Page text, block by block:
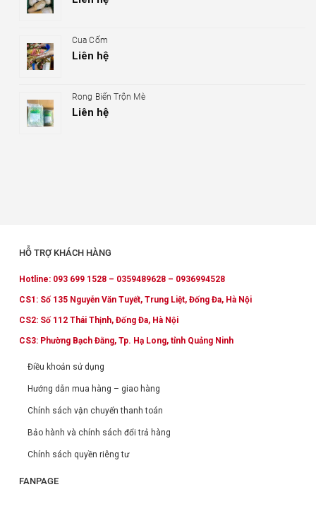
Cua Cốm
Liên hệ
Rong Biển Trộn Mè
Liên hệ
HỖ TRỢ KHÁCH HÀNG
Hotline: 093 699 1528 – 0359489628 – 0936994528
CS1: Số 135 Nguyễn Văn Tuyết, Trung Liệt, Đống Đa, Hà Nội
CS2: Số 112 Thái Thịnh, Đống Đa, Hà Nội
CS3: Phường Bạch Đằng, Tp. Hạ Long, tỉnh Quảng Ninh
Điều khoản sử dụng
Hướng dẫn mua hàng – giao hàng
Chính sách vận chuyển thanh toán
Bảo hành và chính sách đổi trả hàng
Chính sách quyền riêng tư
FANPAGE